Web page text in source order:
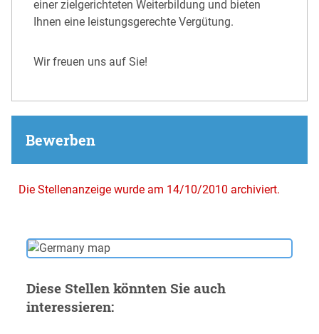
einer zielgerichteten Weiterbildung und bieten
Ihnen eine leistungsgerechte Vergütung.
Wir freuen uns auf Sie!
Bewerben
Die Stellenanzeige wurde am 14/10/2010 archiviert.
Diese Stellen könnten Sie auch
interessieren: